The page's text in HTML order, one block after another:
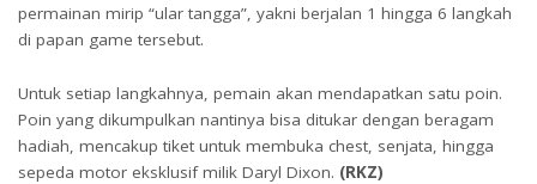
permainan mirip “ular tangga”, yakni berjalan 1 hingga 6 langkah
di papan game tersebut.
Untuk setiap langkahnya, pemain akan mendapatkan satu poin.
Poin yang dikumpulkan nantinya bisa ditukar dengan beragam
hadiah, mencakup tiket untuk membuka chest, senjata, hingga
sepeda motor eksklusif milik Daryl Dixon. (RKZ)